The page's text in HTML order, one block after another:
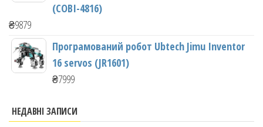
(COBI-4816)
₴9879
Програмований робот Ubtech Jimu Inventor
16 servos (JR1601)
₴7999
НЕДАВНІ ЗАПИСИ